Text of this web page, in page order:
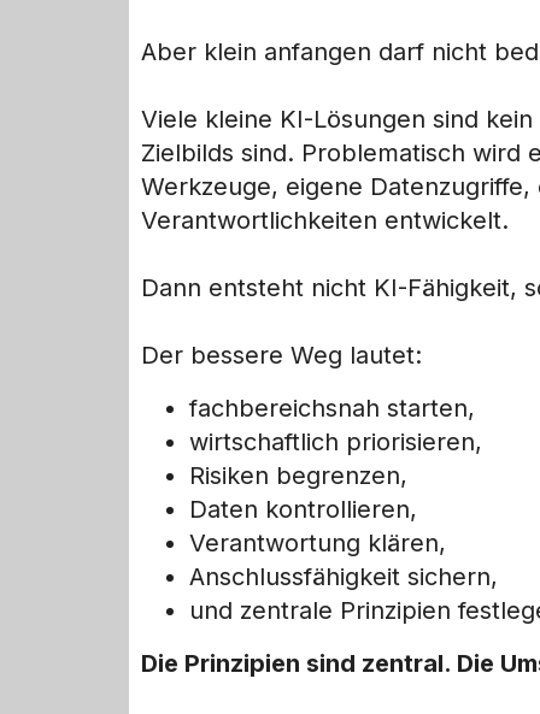
Aber klein anfangen darf nicht
Viele kleine KI-Lösungen sind
Zielbilds sind. Problematisch wird
Werkzeuge, eigene
Verantwortlichkeiten entwickelt.
Dann entsteht nicht KI-Fähigkeit,
Der bessere Weg lautet:
fachbereichsnah starten,
wirtschaftlich priorisieren,
Risiken begrenzen,
Daten kontrollieren,
Verantwortung klären,
Anschlussfähigkeit sichern,
und zentrale Prinzipien
Die Prinzipien sind zentral. Die